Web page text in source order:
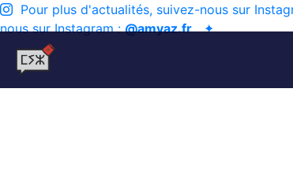
Pour plus d'actualités, suivez-nous sur
nous sur Instagram :@amyaz.fr✦